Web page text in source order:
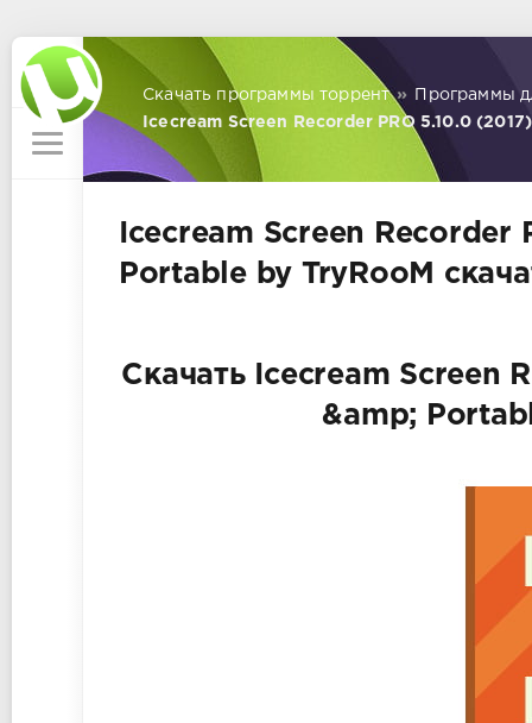
Скачать программы торрент »
Программы
Icecream Screen Recorder PRO 5.10.0
Icecream Screen Recorder
Portable by TryRooM
Скачать Icecream Screen
&amp;